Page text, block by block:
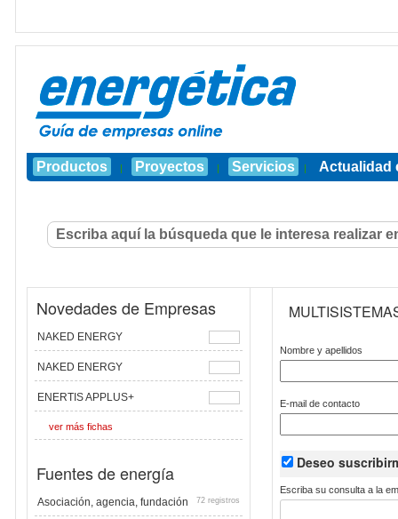
Productos | Proyectos | Servicios | Actualidad
Novedades de Empresas
NAKED ENERGY
NAKED ENERGY
ENERTIS APPLUS+
ver más fichas
Fuentes de energía
Asociación, agencia, fundación 72 registros
Nombre y apellidos
E-mail de contacto
Deseo
Escriba su consulta a la